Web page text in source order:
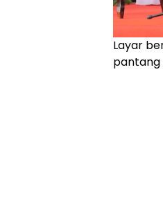
‎Layar
pantang